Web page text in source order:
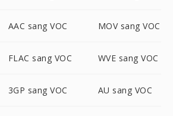
AAC sang VOC MOV sang VOC
FLAC sang VOC WVE sang VOC
3GP sang VOC AU sang VOC